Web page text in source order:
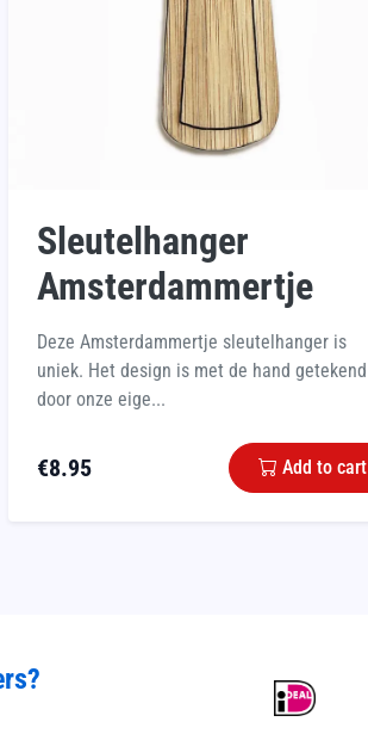
Sleutelhanger
Amsterdammertje
Deze Amsterdammertje sleutelhanger is
uniek. Het design is met de hand getekend
door onze eige...
€8.95 Add to cart